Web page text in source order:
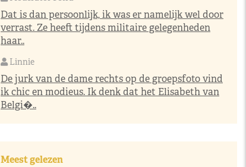
Dat is dan persoonlijk, ik was er namelijk wel door
verrast. Ze heeft tijdens militaire gelegenheden
haar..
Linnie
De jurk van de dame rechts op de groepsfoto vind
ik chic en modieus. Ik denk dat het Elisabeth van
Belgi�..
Meest gelezen